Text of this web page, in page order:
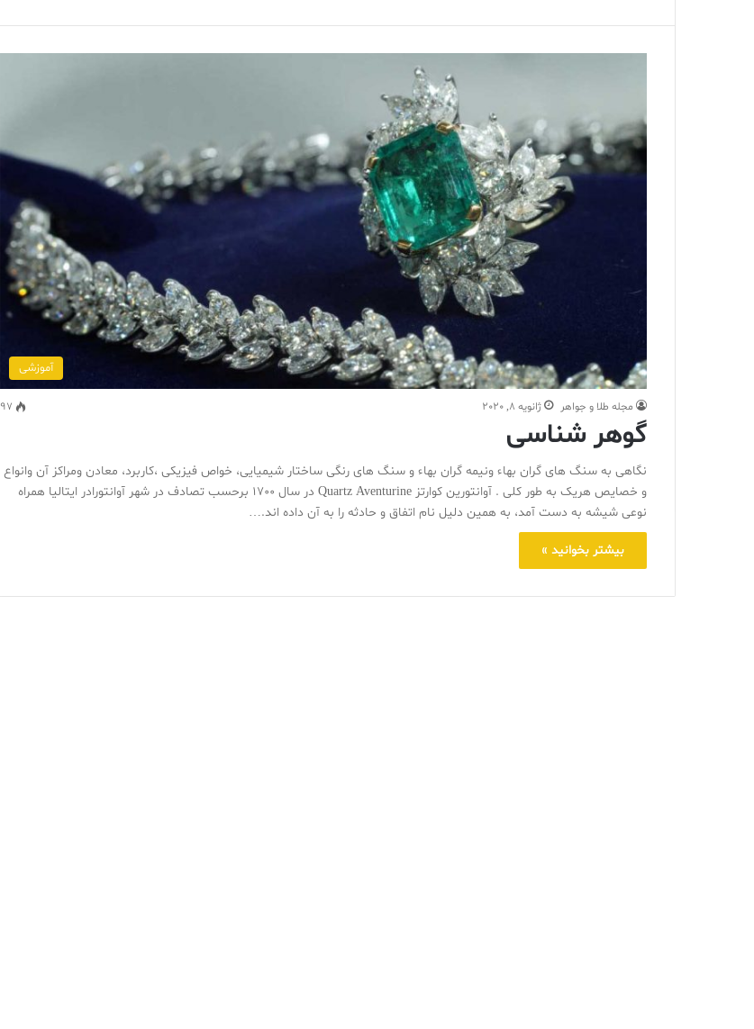
آموزشی
مجله طلا و جواهر ژانویه 8, 2020 97
گوهر شناسی
نگاهی به سنگ های گران بهاء ونیمه گران بهاء و سنگ های رنگی ساختار شیمیایی، خواص فیزیکی ،کاربرد، معادن ومراکز آن وانواع
و خصایص هریک به طور کلی . آوانتورين کوارتز Quartz Aventurine در سال 1700 برحسب تصادف در شهر آوانتورادر ایتالیا همراه
نوعی شیشه به دست آمد، به همین دلیل نام اتفاق و حادثه را به آن داده اند.…
بیشتر بخوانید »